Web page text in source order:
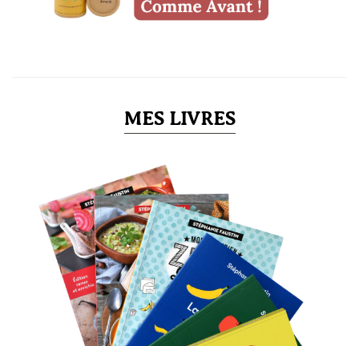
MES LIVRES